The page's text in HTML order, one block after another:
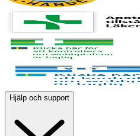
Hjälp och support